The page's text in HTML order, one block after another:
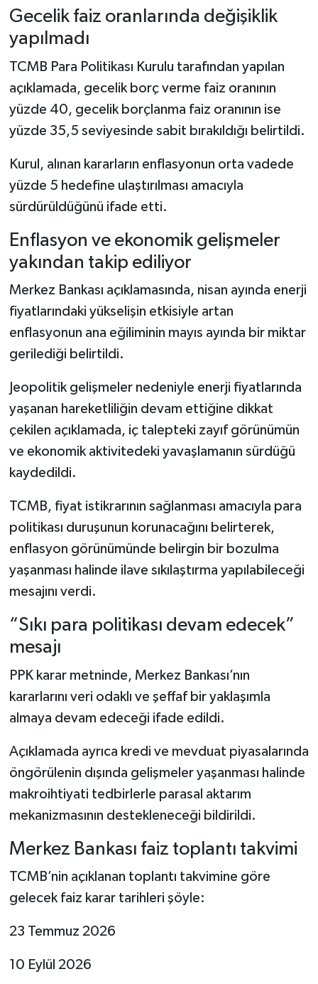
Gecelik faiz oranlarında değişiklik
yapılmadı
TCMB Para Politikası Kurulu tarafından yapılan
açıklamada, gecelik borç verme faiz oranının
yüzde 40, gecelik borçlanma faiz oranının ise
yüzde 35,5 seviyesinde sabit bırakıldığı belirtildi.
Kurul, alınan kararların enflasyonun orta vadede
yüzde 5 hedefine ulaştırılması amacıyla
sürdürüldüğünü ifade etti.
Enflasyon ve ekonomik gelişmeler
yakından takip ediliyor
Merkez Bankası açıklamasında, nisan ayında enerji
fiyatlarındaki yükselişin etkisiyle artan
enflasyonun ana eğiliminin mayıs ayında bir miktar
gerilediği belirtildi.
Jeopolitik gelişmeler nedeniyle enerji fiyatlarında
yaşanan hareketliliğin devam ettiğine dikkat
çekilen açıklamada, iç talepteki zayıf görünümün
ve ekonomik aktivitedeki yavaşlamanın sürdüğü
kaydedildi.
TCMB, fiyat istikrarının sağlanması amacıyla para
politikası duruşunun korunacağını belirterek,
enflasyon görünümünde belirgin bir bozulma
yaşanması halinde ilave sıkılaştırma yapılabileceği
mesajını verdi.
“Sıkı para politikası devam edecek”
mesajı
PPK karar metninde, Merkez Bankası’nın
kararlarını veri odaklı ve şeffaf bir yaklaşımla
almaya devam edeceği ifade edildi.
Açıklamada ayrıca kredi ve mevduat piyasalarında
öngörülenin dışında gelişmeler yaşanması halinde
makroihtiyati tedbirlerle parasal aktarım
mekanizmasının destekleneceği bildirildi.
Merkez Bankası faiz toplantı takvimi
TCMB’nin açıklanan toplantı takvimine göre
gelecek faiz karar tarihleri şöyle:
23 Temmuz 2026
10 Eylül 2026